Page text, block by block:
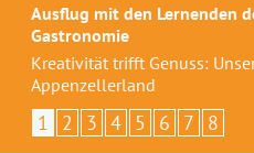
Ausflug mit den Lernenden
Gastronomie
Kreativität trifft Genuss:
Appenzellerland
1 2 3 4 5 6 7 8